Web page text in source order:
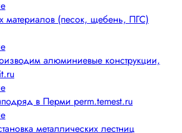
материалов (песок, щебень, ПГС)
алюминиевые конструкции,
в Перми perm.temest.ru
металлических лестниц